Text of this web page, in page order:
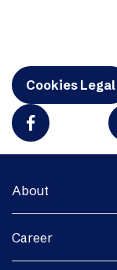
Cookies Legal
About
Career